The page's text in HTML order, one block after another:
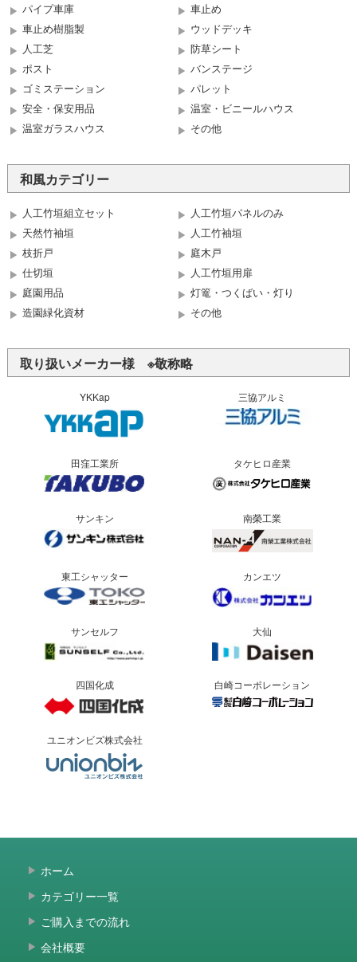
パイプ車庫
車止め
車止め樹脂製
ウッドデッキ
人工芝
防草シート
ポスト
バンステージ
ゴミステーション
パレット
安全・保安用品
温室・ビニールハウス
温室ガラスハウス
その他
和風カテゴリー
人工竹垣組立セット
人工竹垣パネルのみ
天然竹袖垣
人工竹袖垣
枝折戸
庭木戸
仕切垣
人工竹垣用扉
庭園用品
灯篭・つくばい・灯り
造園緑化資材
その他
取り扱いメーカー様 ※敬称略
YKKap 三協アルミ
田窪工業所 タケヒロ産業
サンキン 南榮工業
東工シャッター カンエツ
サンセルフ 大仙
四国化成 白崎コーポレーション
ユニオンビズ株式会社
ホーム
カテゴリー一覧
ご購入までの流れ
会社概要